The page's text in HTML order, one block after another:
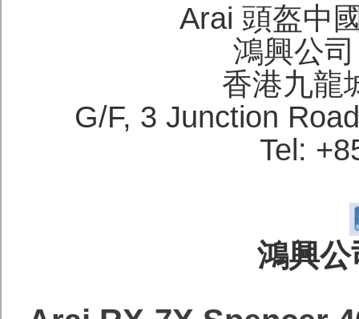
Arai 頭盔中
鴻興公
香港九龍
G/F, 3 Junction
Tel:
鴻興